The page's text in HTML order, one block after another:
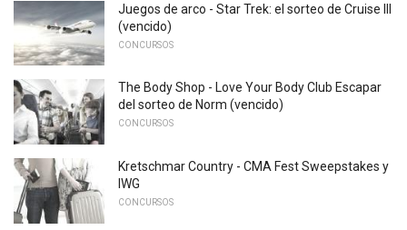
Juegos de arco - Star Trek: el sorteo de Cruise III
(vencido)
CONCURSOS
The Body Shop - Love Your Body Club Escapar
del sorteo de Norm (vencido)
CONCURSOS
Kretschmar Country - CMA Fest Sweepstakes y
IWG
CONCURSOS